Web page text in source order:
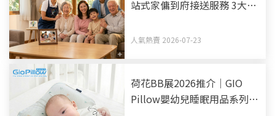
站式家傭到府接送服務 3大優
人氣熱賣 2026-07-23
荷花BB展2026推介｜GIO
Pillow嬰幼兒睡眠用品系列